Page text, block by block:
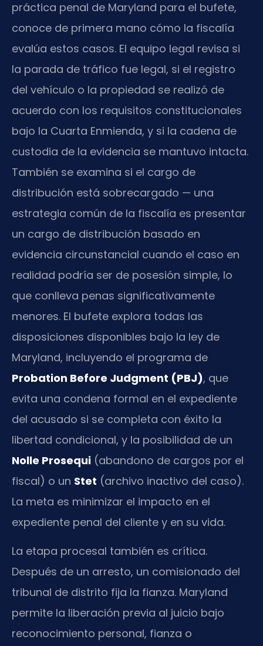
práctica penal de Maryland para el bufete,
conoce de primera mano cómo la fiscalía
evalúa estos casos. El equipo legal revisa si
la parada de tráfico fue legal, si el registro
del vehículo o la propiedad se realizó de
acuerdo con los requisitos constitucionales
bajo la Cuarta Enmienda, y si la cadena de
custodia de la evidencia se mantuvo intacta.
También se examina si el cargo de
distribución está sobrecargado — una
estrategia común de la fiscalía es presentar
un cargo de distribución basado en
evidencia circunstancial cuando el caso en
realidad podría ser de posesión simple, lo
que conlleva penas significativamente
menores. El bufete explora todas las
disposiciones disponibles bajo la ley de
Maryland, incluyendo el programa de
Probation Before Judgment (PBJ), que
evita una condena formal en el expediente
del acusado si se completa con éxito la
libertad condicional, y la posibilidad de un
Nolle Prosequi (abandono de cargos por el
fiscal) o un Stet (archivo inactivo del caso).
La meta es minimizar el impacto en el
expediente penal del cliente y en su vida.
La etapa procesal también es crítica.
Después de un arresto, un comisionado del
tribunal de distrito fija la fianza. Maryland
permite la liberación previa al juicio bajo
reconocimiento personal, fianza o